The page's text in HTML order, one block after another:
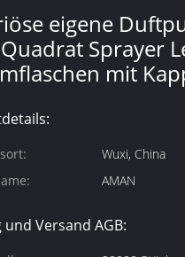
eigene
Sprayer
mit
Wuxi, China
AMAN
Versand AGB: